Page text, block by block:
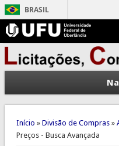
BRASIL
Você está aqui
Início » Divisão de Compras»
Preços - Busca Avançada